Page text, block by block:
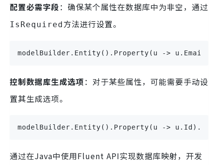
配置必需字段：确保某个属性在数据库中为非空，通过
IsRequired方法进行设置。
modelBuilder.Entity().Property(u ->
控制数据库生成选项：对于某些属性，可能需要手动设
置其生成选项。
modelBuilder.Entity().Property(u ->
通过在Java中使用Fluent API实现数据库映射，开发